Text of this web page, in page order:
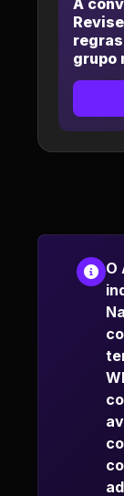
A
grupo
O